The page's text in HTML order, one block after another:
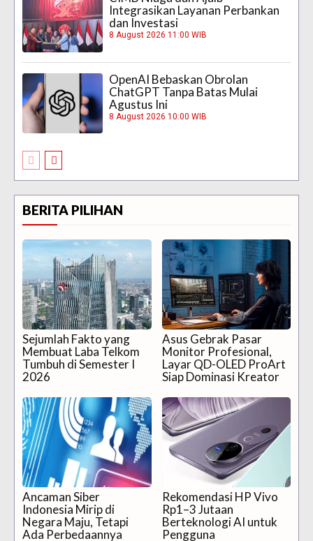
Integrasikan Layanan Perbankan
dan Investasi
8 August 2026 11:00 WIB
OpenAI Bebaskan Obrolan
ChatGPT Tanpa Batas Mulai
Agustus Ini
8 August 2026 10:00 WIB
BERITA PILIHAN
Sejumlah Fakto yang
Membuat Laba Telkom
Tumbuh di Semester I
2026
Asus Gebrak Pasar
Monitor Profesional,
Layar QD-OLED ProArt
Siap Dominasi Kreator
Ancaman Siber
Indonesia Mirip di
Negara Maju, Tetapi
Ada Perbedaannya
Rekomendasi HP Vivo
Rp1–3 Jutaan
Berteknologi AI untuk
Pengguna